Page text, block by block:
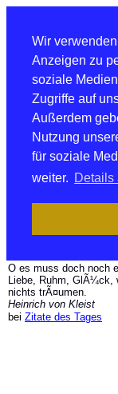
Wir
Anzeigen zu
soziale
Zugriffe auf
Außerdem
Nutzung
für soziale
weiter. Details
O es muss doch noch
Liebe, Ruhm, GlÃ¼ck,
nichts trÃ¤umen.
Heinrich von Kleist
bei Zitate des Tages